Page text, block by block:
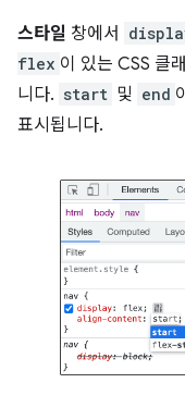
스타일 창에서
flex 이 있는 CSS 클
니다. start 및 end
표시됩니다.